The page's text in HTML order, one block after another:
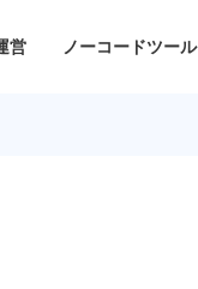
営 ノーコードツール